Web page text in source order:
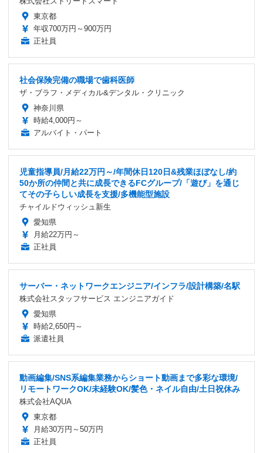
東京都
年収700万円～900万円
正社員
社会保険完備の職場で歯科医師
ザ・ブラフ・メディカル&デンタル・クリニック
神奈川県
時給4,000円～
アルバイト・パート
児童指導員/月給22万円～/年間休日120日&残業ほぼなし/約
50か所の仲間と共に成長できるFCグループ/「遊び」を通じ
てその子らしい成長を支援/多機能型施設
チャイルドウィッシュ新生
愛知県
月給22万円～
正社員
サーバー・ネットワークエンジニア/インフラ/設計構築/名駅
株式会社スタッフサービス エンジニアガイド
愛知県
時給2,650円～
派遣社員
動画編集/SNS系編集業務からショート動画まで多彩な環境/
リモートワークOK/未経験OK/髪色・ネイル自由/土日祝休み
株式会社AQUA
東京都
月給30万円～50万円
正社員